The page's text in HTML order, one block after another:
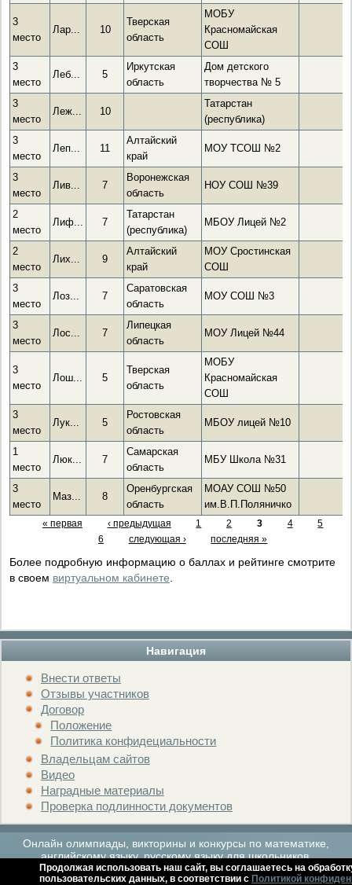
Навигация
Внести ответы
Отзывы участников
Договор
Положение
Политика конфидециальности
Владельцам сайтов
Видео
Наградные материалы
Проверка подлинности документов
3
место
Лар... 10
Тверская
область
МОБУ
Красномайская
СОШ
3
место
Леб... 5
Иркутская
область
Дом детского
творчества № 5
3
место
Леж... 10
Татарстан
(республика)
3
место
Леп... 11
Алтайский
край
МОУ ТСОШ №2
3
место
Лив... 7
Воронежская
область
НОУ СОШ №39
2
место
Лиф... 7
Татарстан
(республика)
МБОУ Лицей №2
2
место
Лих... 9
Алтайский
край
МОУ Сростинская
СОШ
3
место
Лоз... 7
Саратовская
область
МОУ СОШ №3
3
место
Лос... 7
Липецкая
область
МОУ Лицей №44
3
место
Лош... 5
Тверская
область
МОБУ
Красномайская
СОШ
3
место
Лук... 5
Ростовская
область
МБОУ лицей №10
1
место
Люк... 7
Самарская
область
МБУ Школа №31
3
место
Маз... 8
Оренбургская
область
МОАУ СОШ №50
им.В.П.Поляничко
« первая ‹ предыдущая 1 2 3 4
5
6
следующая › последняя »
Более подробную информацию о баллах и рейтинге смотрите
в своем виртуальном кабинете
Онлайн олимпиады, викторины и конкурсы по математике,
английскому языку, русскому языку для школьников.
Продолжая использовать наш сайт, вы соглашаетесь на
пользовательских данных, в соответствии с Политикой